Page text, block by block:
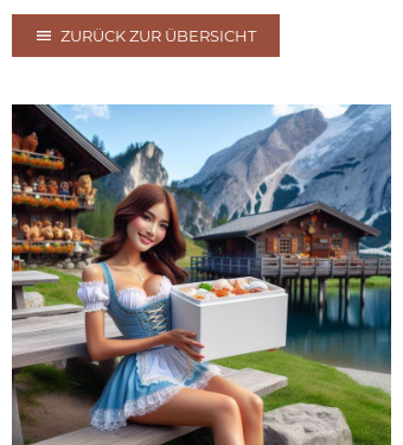
ZURÜCK ZUR ÜBERSICHT